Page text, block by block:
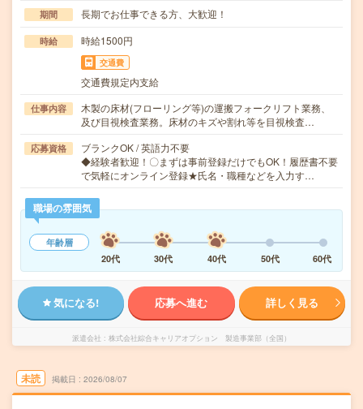
期間 長期でお仕事できる方、大歓迎！
時給 時給1500円
交通費
交通費規定内支給
仕事内容
木製の床材(フローリング等)の運搬フォークリフト業務、
及び目視検査業務。床材のキズや割れ等を目視検査…
応募資格
ブランクOK / 英語力不要
◆経験者歓迎！〇まずは事前登録だけでもOK！履歴書不要
で気軽にオンライン登録★氏名・職種などを入力す…
職場の雰囲気
年齢層
20代
30代 40代 50代 60代
気になる! 応募へ進む 詳しく見る
派遣会社 株式会社綜合キャリアオプション 製造事業部（全国）
未読 掲載日 2026/08/07